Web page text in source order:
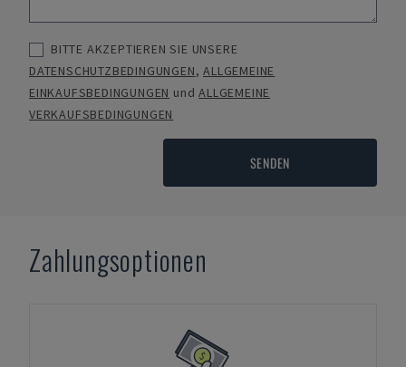
BITTE AKZEPTIEREN SIE UNSERE
DATENSCHUTZBEDINGUNGEN,ALLGEMEINE
EINKAUFSBEDINGUNGEN undALLGEMEINE
VERKAUFSBEDINGUNGEN
SENDEN
Zahlungsoptionen